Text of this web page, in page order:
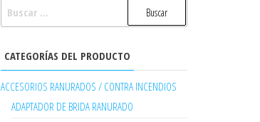
CATEGORÍAS DEL PRODUCTO
ACCESORIOS RANURADOS / CONTRA INCENDIOS
ADAPTADOR DE BRIDA RANURADO